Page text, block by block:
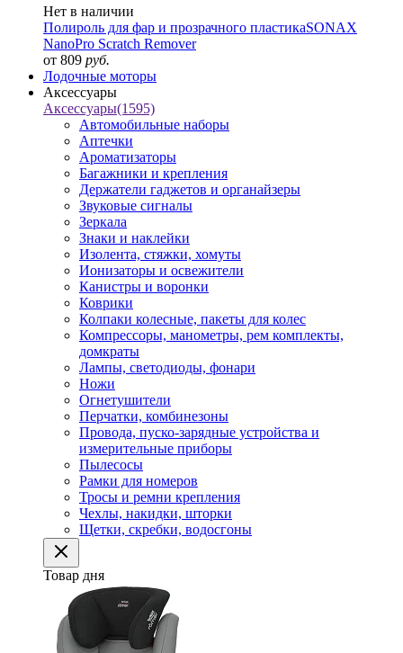
Нет в наличии
Полироль для фар и прозрачного пластикаSONAX
NanoPro Scratch Remover
от 809 руб.
Лодочные моторы
Аксессуары
Аксессуары(1595)
Автомобильные наборы
Аптечки
Ароматизаторы
Багажники и крепления
Держатели гаджетов и органайзеры
Звуковые сигналы
Зеркала
Знаки и наклейки
Изолента, стяжки, хомуты
Ионизаторы и освежители
Канистры и воронки
Коврики
Колпаки колесные, пакеты для колес
Компрессоры, манометры, рем комплекты,
домкраты
Лампы, светодиоды, фонари
Ножи
Огнетушители
Перчатки, комбинезоны
Провода, пуско-зарядные устройства и
измерительные приборы
Пылесосы
Рамки для номеров
Тросы и ремни крепления
Чехлы, накидки, шторки
Щетки, скребки, водосгоны
Товар дня